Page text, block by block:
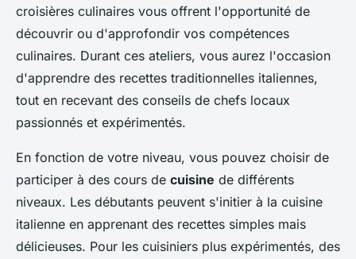
croisières culinaires vous offrent l'opportunité de
découvrir ou d'approfondir vos compétences
culinaires. Durant ces ateliers, vous aurez l'occasion
d'apprendre des recettes traditionnelles italiennes,
tout en recevant des conseils de chefs locaux
passionnés et expérimentés.
En fonction de votre niveau, vous pouvez choisir de
participer à des cours de cuisine de différents
niveaux. Les débutants peuvent s'initier à la cuisine
italienne en apprenant des recettes simples mais
délicieuses. Pour les cuisiniers plus expérimentés, des